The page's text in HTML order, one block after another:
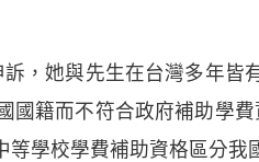
，她與先生在台灣多年皆
國籍而不符合政府補助學
學校學費補助資格區分